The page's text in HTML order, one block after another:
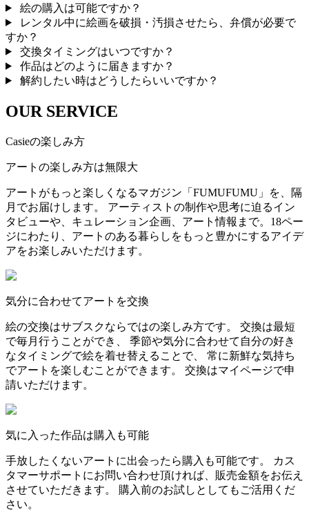
絵の購入は可能ですか？
レンタル中に絵画を破損・汚損させたら、弁償が必要で
すか？
交換タイミングはいつですか？
作品はどのように届きますか？
解約したい時はどうしたらいいですか？
OUR SERVICE
Casieの楽しみ方
アートの楽しみ方は無限大
アートがもっと楽しくなるマガジン「FUMUFUMU」を、隔
月でお届けします。 アーティストの制作や思考に迫るイン
タビューや、キュレーション企画、アート情報まで。18ペー
ジにわたり、アートのある暮らしをもっと豊かにするアイデ
アをお楽しみいただけます。
気分に合わせてアートを交換
絵の交換はサブスクならではの楽しみ方です。 交換は最短
で毎月行うことができ、 季節や気分に合わせて自分の好き
なタイミングで絵を着せ替えることで、 常に新鮮な気持ち
でアートを楽しむことができます。 交換はマイページで申
請いただけます。
気に入った作品は購入も可能
手放したくないアートに出会ったら購入も可能です。 カス
タマーサポートにお問い合わせ頂ければ、販売金額をお伝え
させていただきます。 購入前のお試しとしてもご活用くだ
さい。